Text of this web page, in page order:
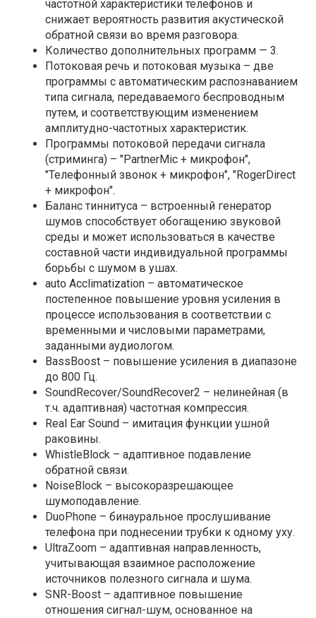
частотной характеристики телефонов и
снижает вероятность развития акустической
обратной связи во время разговора.
Количество дополнительных программ — 3.
Потоковая речь и потоковая музыка – две
программы с автоматическим распознаванием
типа сигнала, передаваемого беспроводным
путем, и соответствующим изменением
амплитудно-частотных характеристик.
Программы потоковой передачи сигнала
(стриминга) – "PartnerMic + микрофон",
"Телефонный звонок + микрофон", "RogerDirect
+ микрофон".
Баланс тиннитуса – встроенный генератор
шумов способствует обогащению звуковой
среды и может использоваться в качестве
составной части индивидуальной программы
борьбы с шумом в ушах.
auto Acclimatization – автоматическое
постепенное повышение уровня усиления в
процессе использования в соответствии с
временными и числовыми параметрами,
заданными аудиологом.
BassBoost – повышение усиления в диапазоне
до 800 Гц.
SoundRecover/SoundRecover2 – нелинейная (в
т.ч. адаптивная) частотная компрессия.
Real Ear Sound – имитация функции ушной
раковины.
WhistleBlock – адаптивное подавление
обратной связи.
NoiseBlock – высокоразрешающее
шумоподавление.
DuoPhone – бинауральное прослушивание
телефона при поднесении трубки к одному уху.
UltraZoom – адаптивная направленность,
учитывающая взаимное расположение
источников полезного сигнала и шума.
SNR-Boost – адаптивное повышение
отношения сигнал-шум, основанное на